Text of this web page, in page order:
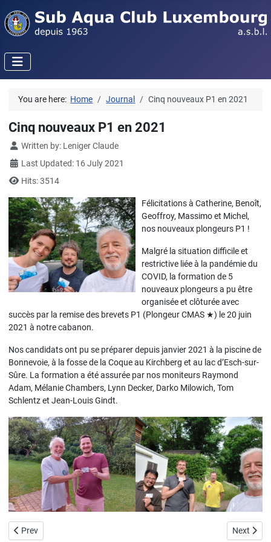
You are here: Home Journal Cinq nouveaux P1 en 2021
Cinq nouveaux P1 en 2021
Details
Written by: Leniger Claude
Last Updated: 16 July 2021
Hits: 3514
Félicitations à Catherine, Benoît,
Geoffroy, Massimo et Michel,
nos nouveaux plongeurs P1 !
Malgré la situation difficile et
restrictive liée à la pandémie du
COVID, la formation de 5
nouveaux plongeurs a pu être
organisée et clôturée avec
succès par la remise des brevets P1 (Plongeur CMAS ★) le 20 juin
2021 à notre cabanon.
Nos candidats ont pu se préparer depuis janvier 2021 à la piscine de
Bonnevoie, à la fosse de la Coque au Kirchberg et au lac d’Esch-sur-
Sûre. La formation a été assurée par nos moniteurs Raymond
Adam, Mélanie Chambers, Lynn Decker, Darko Milowich, Tom
Schlentz et Jean-Louis Gindt.
Previous article: Aggravation de la situation sur les plages du lac de
Prev Next
Next